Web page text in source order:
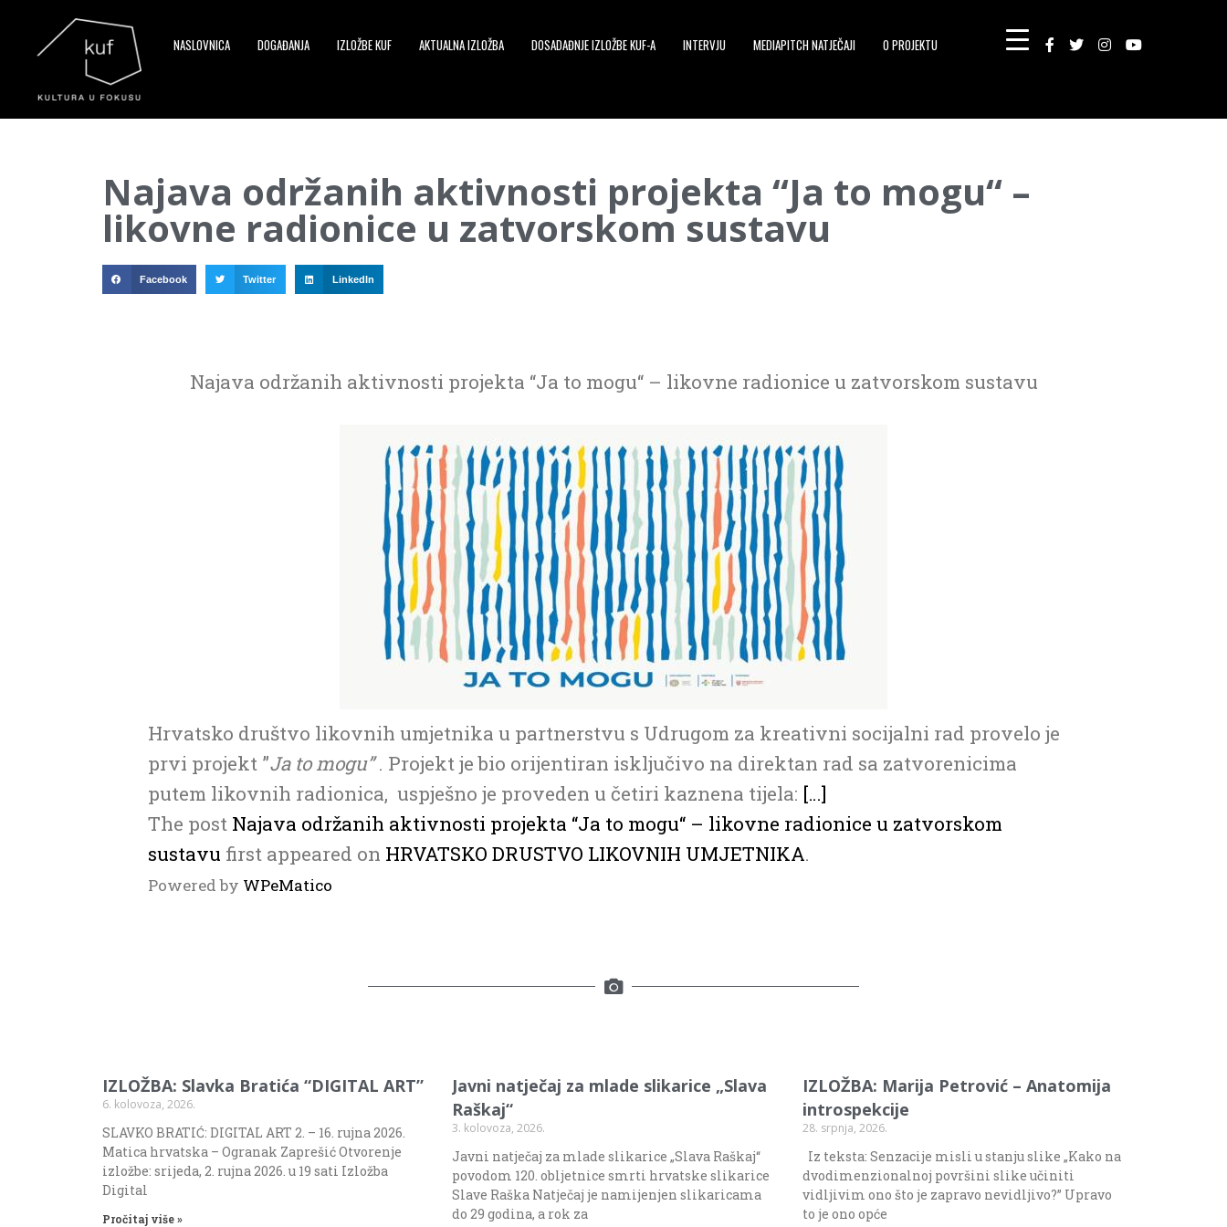
NASLOVNICA DOGAĐANJA IZLOŽBE KUF AKTUALNA IZLOŽBA DOSADAĐNJE IZLOŽBE KUF-A INTERVJU MEDIAPITCH NATJEČAJI O PROJEKTU
Najava održanih aktivnosti projekta “Ja to mogu“ –
likovne radionice u zatvorskom sustavu
Facebook Twitter LinkedIn
Najava održanih aktivnosti projekta “Ja to mogu“ – likovne radionice u zatvorskom sustavu
Hrvatsko društvo likovnih umjetnika u partnerstvu s Udrugom za kreativni socijalni rad provelo je
prvi projekt ”Ja to mogu”. Projekt je bio orijentiran isključivo na direktan rad sa zatvorenicima
putem likovnih radionica, uspješno je proveden u četiri kaznena tijela: […]
The post Najava održanih aktivnosti projekta “Ja to mogu“ – likovne radionice u zatvorskom
sustavu first appeared on HRVATSKO DRUSTVO LIKOVNIH UMJETNIKA.
Powered by WPeMatico
IZLOŽBA: Slavka Bratića “DIGITAL ART”
6. kolovoza, 2026.
SLAVKO BRATIĆ: DIGITAL ART 2. – 16. rujna 2026.
Matica hrvatska – Ogranak Zaprešić Otvorenje
izložbe: srijeda, 2. rujna 2026. u 19 sati Izložba
Digital
Pročitaj više »
Javni natječaj za mlade slikarice „Slava
Raškaj“
3. kolovoza, 2026.
Javni natječaj za mlade slikarice „Slava Raškaj“
povodom 120. obljetnice smrti hrvatske slikarice
Slave Raška Natječaj je namijenjen slikaricama
do 29 godina, a rok za
IZLOŽBA: Marija Petrović – Anatomija
introspekcije
28. srpnja, 2026.
Iz teksta: Senzacije misli u stanju slike „Kako na
dvodimenzionalnoj površini slike učiniti
vidljivim ono što je zapravo nevidljivo?” Upravo
to je ono opće